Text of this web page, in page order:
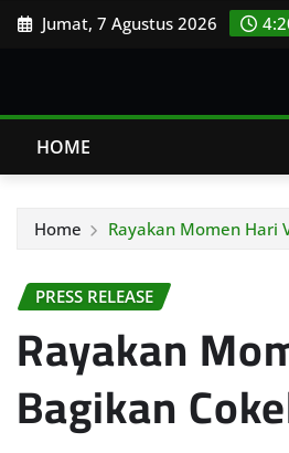
Skip Jumat, 7 Agustus 2026
HOME
Home Rayakan Momen Hari
PRESS RELEASE
Rayakan
Bagikan